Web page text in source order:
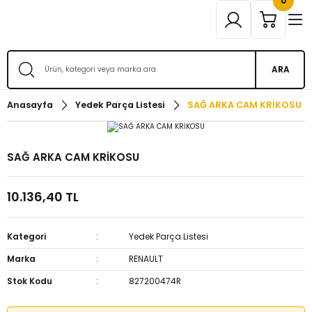
ARA
Anasayfa Yedek Parça Listesi SAĞ ARKA CAM KRİKOSU
SAĞ ARKA CAM KRİKOSU
10.136,40 TL
Kategori
Yedek Parça Listesi
Marka
RENAULT
Stok Kodu
827200474R